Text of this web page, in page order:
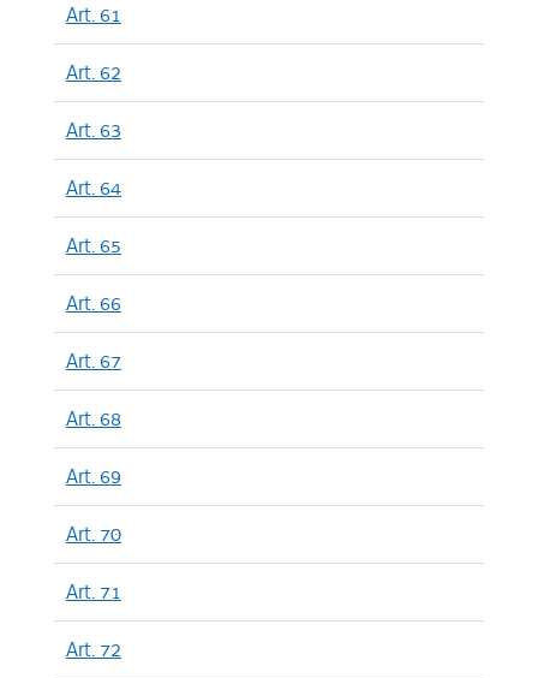
Art. 61
Art. 62
Art. 63
Art. 64
Art. 65
Art. 66
Art. 67
Art. 68
Art. 69
Art. 70
Art. 71
Art. 72